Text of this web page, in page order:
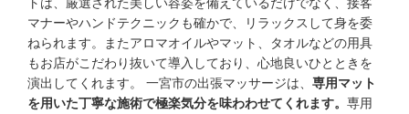
マナーやハンドテクニックも確かで、リラックスして身を委
ねられます。またアロマオイルやマット、タオルなどの用具
もお店がこだわり抜いて導入しており、心地良いひとときを
演出してくれます。 一宮市の出張マッサージは、 専用マット
を用いた丁寧な施術で極楽気分を味わわせてくれます。 専用